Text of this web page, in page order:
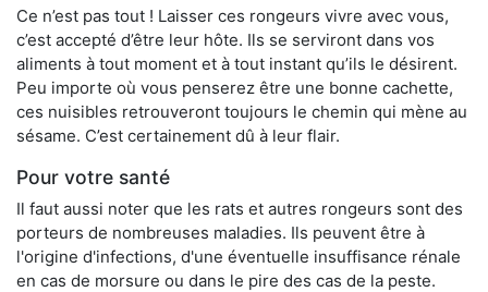
Ce n’est pas tout ! Laisser ces rongeurs vivre avec vous,
c’est accepté d’être leur hôte. Ils se serviront dans vos
aliments à tout moment et à tout instant qu’ils le désirent.
Peu importe où vous penserez être une bonne cachette,
ces nuisibles retrouveront toujours le chemin qui mène au
sésame. C’est certainement dû à leur flair.
Pour votre santé
Il faut aussi noter que les rats et autres rongeurs sont des
porteurs de nombreuses maladies. Ils peuvent être à
l'origine d'infections, d'une éventuelle insuffisance rénale
en cas de morsure ou dans le pire des cas de la peste.